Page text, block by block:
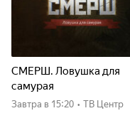
СМЕРШ. Ловушка для
самурая
Завтра в 15:20 • ТВ Центр